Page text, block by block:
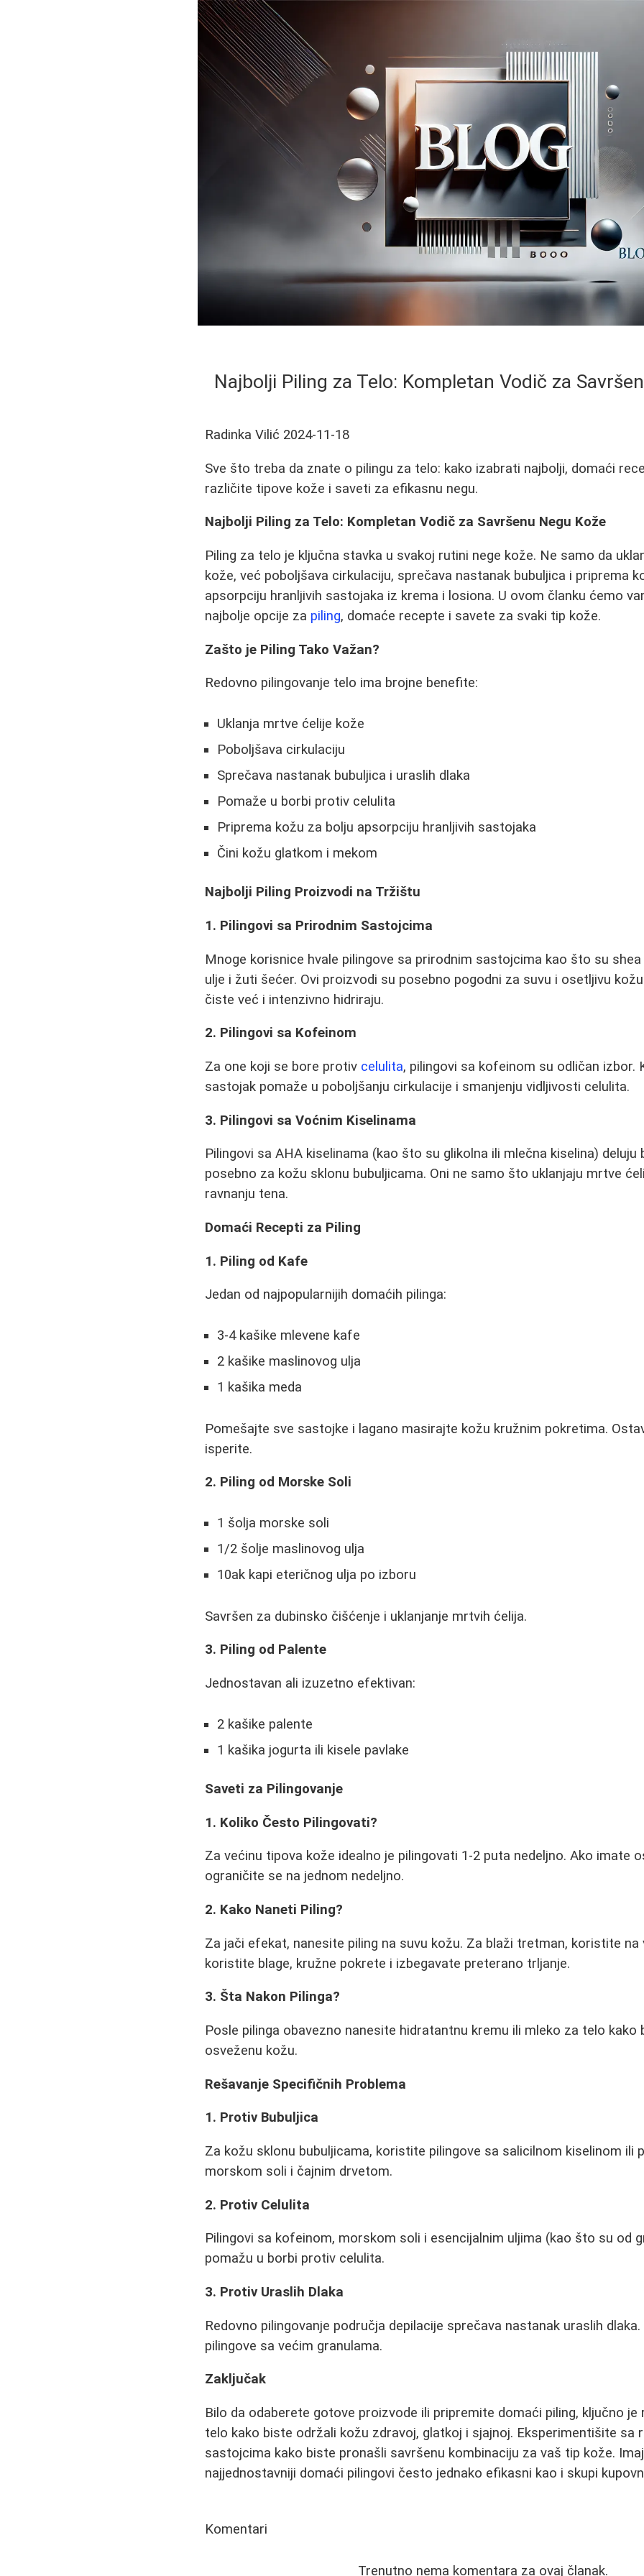
Najbolji Piling za Telo: Kompletan Vodič za
Radinka Vilić 2024-11-18
Sve što treba da znate o pilingu za telo: kako izabrati najbolji, domaći
različite tipove kože i saveti za efikasnu negu.
Najbolji Piling za Telo: Kompletan Vodič za Savršenu Negu Kože
Piling za telo je ključna stavka u svakoj rutini nege kože. Ne samo da
kože, već poboljšava cirkulaciju, sprečava nastanak bubuljica i priprema
apsorpciju hranljivih sastojaka iz krema i losiona. U ovom članku ćemo
najbolje opcije za piling, domaće recepte i savete za svaki tip kože.
Zašto je Piling Tako Važan?
Redovno pilingovanje telo ima brojne benefite:
Uklanja mrtve ćelije kože
Poboljšava cirkulaciju
Sprečava nastanak bubuljica i uraslih dlaka
Pomaže u borbi protiv celulita
Priprema kožu za bolju apsorpciju hranljivih sastojaka
Čini kožu glatkom i mekom
Najbolji Piling Proizvodi na Tržištu
1. Pilingovi sa Prirodnim Sastojcima
Mnoge korisnice hvale pilingove sa prirodnim sastojcima kao što su
ulje i žuti šećer. Ovi proizvodi su posebno pogodni za suvu i osetljivu
čiste već i intenzivno hidriraju.
2. Pilingovi sa Kofeinom
Za one koji se bore protiv celulita, pilingovi sa kofeinom su odličan izbor.
sastojak pomaže u poboljšanju cirkulacije i smanjenju vidljivosti celulita.
3. Pilingovi sa Voćnim Kiselinama
Pilingovi sa AHA kiselinama (kao što su glikolna ili mlečna kiselina) deluju
posebno za kožu sklonu bubuljicama. Oni ne samo što uklanjaju mrtve
ravnanju tena.
Domaći Recepti za Piling
1. Piling od Kafe
Jedan od najpopularnijih domaćih pilinga:
3-4 kašike mlevene kafe
2 kašike maslinovog ulja
1 kašika meda
Pomešajte sve sastojke i lagano masirajte kožu kružnim pokretima.
isperite.
2. Piling od Morske Soli
1 šolja morske soli
1/2 šolje maslinovog ulja
10ak kapi eteričnog ulja po izboru
Savršen za dubinsko čišćenje i uklanjanje mrtvih ćelija.
3. Piling od Palente
Jednostavan ali izuzetno efektivan:
2 kašike palente
1 kašika jogurta ili kisele pavlake
Saveti za Pilingovanje
1. Koliko Često Pilingovati?
Za većinu tipova kože idealno je pilingovati 1-2 puta nedeljno. Ako imate
ograničite se na jednom nedeljno.
2. Kako Naneti Piling?
Za jači efekat, nanesite piling na suvu kožu. Za blaži tretman, koristite na
koristite blage, kružne pokrete i izbegavate preterano trljanje.
3. Šta Nakon Pilinga?
Posle pilinga obavezno nanesite hidratantnu kremu ili mleko za telo kako
osveženu kožu.
Rešavanje Specifičnih Problema
1. Protiv Bubuljica
Za kožu sklonu bubuljicama, koristite pilingove sa salicilnom kiselinom ili
morskom soli i čajnim drvetom.
2. Protiv Celulita
Pilingovi sa kofeinom, morskom soli i esencijalnim uljima (kao što su od
pomažu u borbi protiv celulita.
3. Protiv Uraslih Dlaka
Redovno pilingovanje područja depilacije sprečava nastanak uraslih
pilingove sa većim granulama.
Zaključak
Bilo da odaberete gotove proizvode ili pripremite domaći piling, ključno je
telo kako biste održali kožu zdravoj, glatkoj i sjajnoj. Eksperimentišite sa
sastojcima kako biste pronašli savršenu kombinaciju za vaš tip kože.
najjednostavniji domaći pilingovi često jednako efikasni kao i skupi
Komentari
Trenutno nema komentara za ovaj članak.